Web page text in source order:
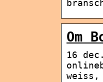
Om
16
weiss,